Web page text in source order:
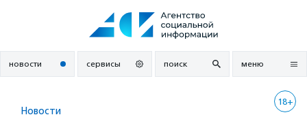
новости сервисы поиск меню
18+
Новости